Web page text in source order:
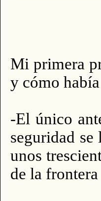
Mi primera
y cómo
-El único
seguridad
unos
de la